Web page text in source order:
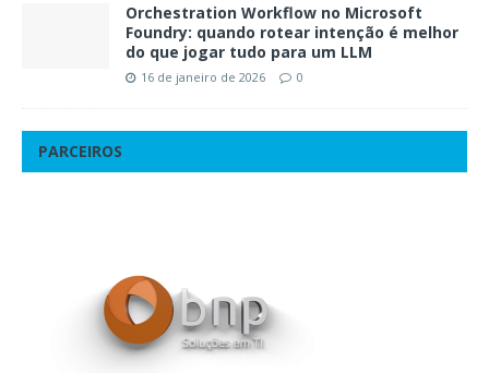
Orchestration Workflow no Microsoft
Foundry: quando rotear intenção é melhor
do que jogar tudo para um LLM
16 de janeiro de 2026 0
PARCEIROS